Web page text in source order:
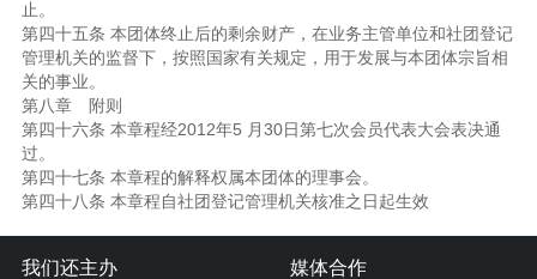
止。
第四十五条 本团体终止后的剩余财产，在业务主管单位和社团登记
管理机关的监督下，按照国家有关规定，用于发展与本团体宗旨相
关的事业。
第八章 附则
第四十六条 本章程经2012年5 月30日第七次会员代表大会表决通
过。
第四十七条 本章程的解释权属本团体的理事会。
第四十八条 本章程自社团登记管理机关核准之日起生效
媒体合作
我们还主办